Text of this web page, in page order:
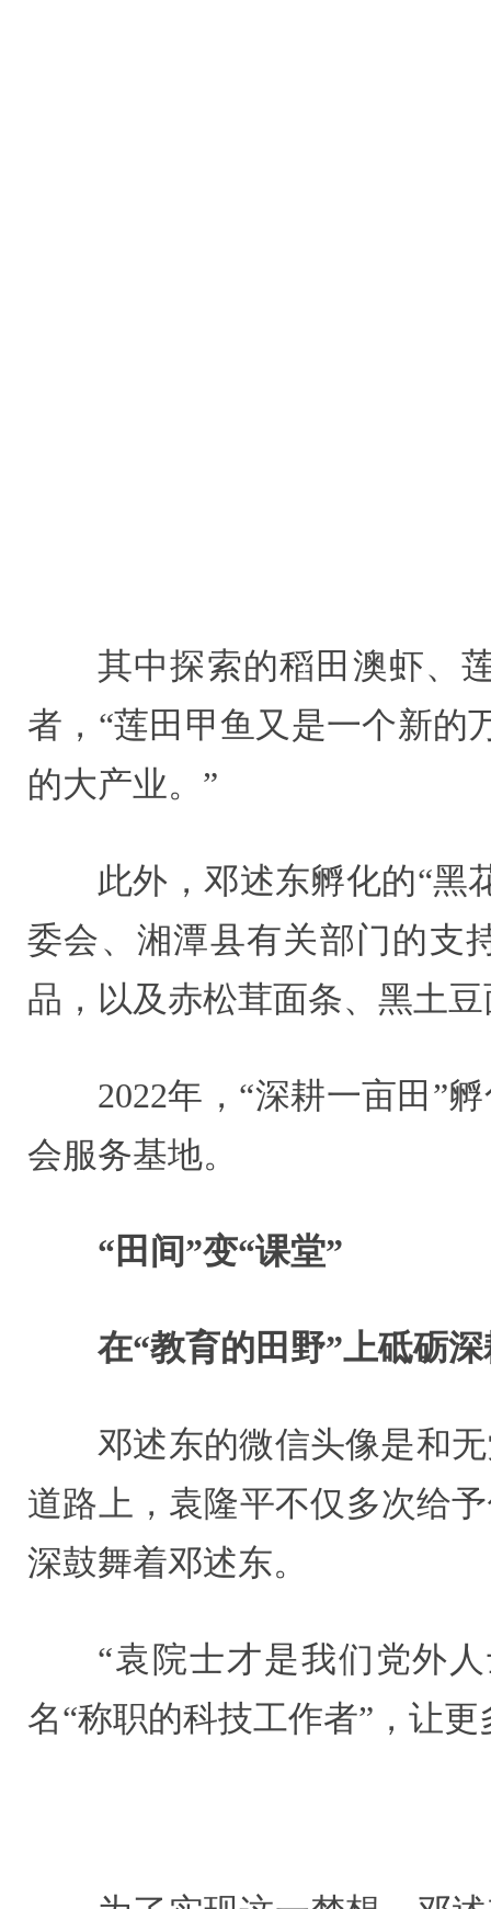
其中探索的稻田 澳虾、
者，“莲田甲鱼又是一个新的
的大产业。”
此外，邓述东孵化的“黑
委会、湘潭县有关部门的支
品，以及赤松茸面条、黑土
2022年，“深耕一亩田”
会服务基地。
“田间”变“课堂”
在“教育的田野”上砥砺
邓述东的微信头像是和
道路上，袁隆平不仅多次给
深鼓舞着邓述东。
“袁院士才是我们党外
名“称职的科技工作者”，让